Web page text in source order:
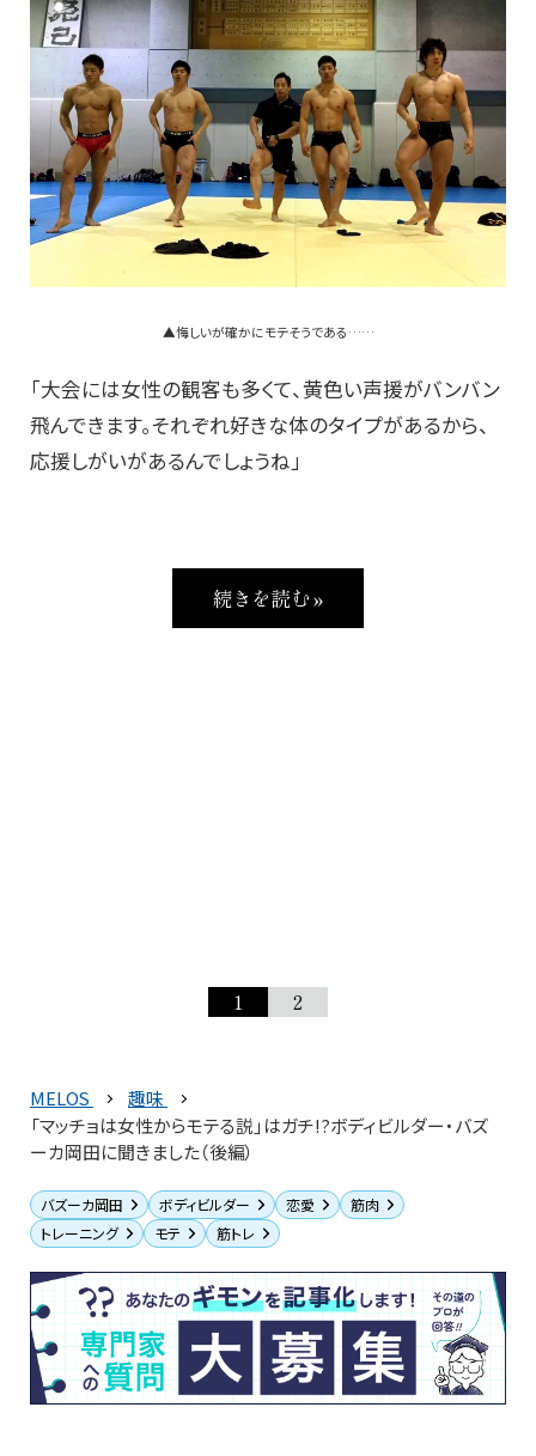
▲悔しいが確かにモテそうである……
「大会には女性の観客も多くて、黄色い声援がバンバン
飛んできます。それぞれ好きな体のタイプがあるから、
応援しがいがあるんでしょうね」
続きを読む »
1 2
MELOS
趣味
「マッチョは女性からモテる説」はガチ!?ボディビルダー・バズ
ーカ岡田に聞きました（後編）
バズーカ岡田 ボディビルダー 恋愛
筋肉
トレーニング
モテ 筋トレ